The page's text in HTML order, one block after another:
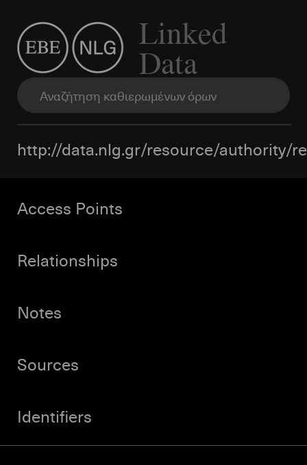
http://data.nlg.gr/resource/authority/
Linked
Data
Access Points
Relationships
Notes
Sources
Identifiers